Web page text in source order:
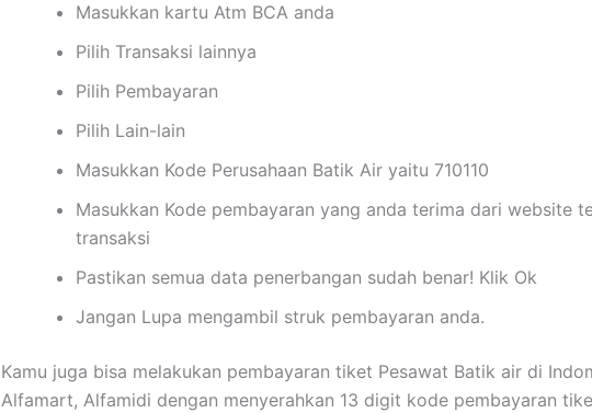
Masukkan kartu Atm BCA anda
Pilih Transaksi lainnya
Pilih Pembayaran
Pilih Lain-lain
Masukkan Kode Perusahaan Batik Air yaitu 710110
Masukkan Kode pembayaran yang anda terima dari website
transaksi
Pastikan semua data penerbangan sudah benar! Klik Ok
Jangan Lupa mengambil struk pembayaran anda.
Kamu juga bisa melakukan pembayaran tiket Pesawat Batik air di
Alfamart, Alfamidi dengan menyerahkan 13 digit kode pembayaran